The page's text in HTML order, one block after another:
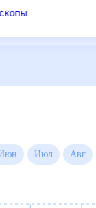
Июн Июл